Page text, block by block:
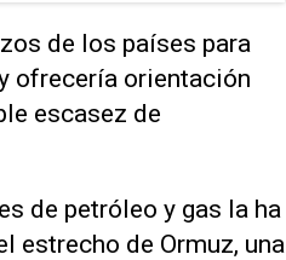
de los países para
ofrecería orientación
escasez de
de petróleo y gas la ha
estrecho de Ormuz, una